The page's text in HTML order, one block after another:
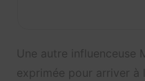
Une autre influenceuse
exprimée pour arriver à